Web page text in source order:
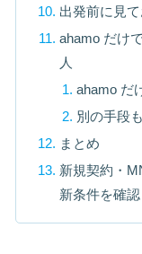
出発前に見
ahamo だけ
人
ahamo だ
別の手段
まとめ
新規契約・
新条件を確